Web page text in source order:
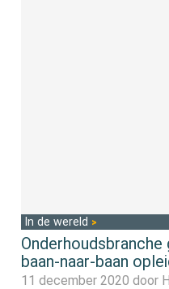
In de wereld
baan-naar-baan
11 december 2020 door